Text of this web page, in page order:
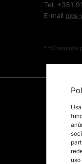
Tel. +351
E-mail pos-
**Chamada